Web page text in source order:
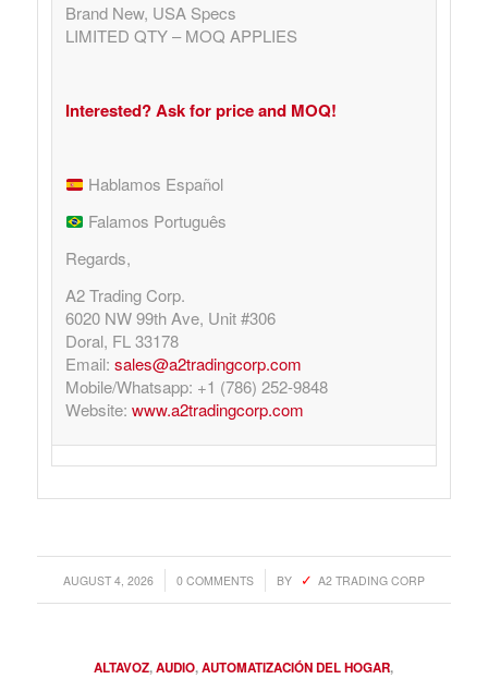
Brand New, USA Specs
LIMITED QTY – MOQ APPLIES
Interested? Ask for price and MOQ!
Hablamos Español
Falamos Português
Regards,
A2 Trading Corp.
6020 NW 99th Ave, Unit #306
Doral, FL 33178
Email: sales@a2tradingcorp.com
Mobile/Whatsapp: +1 (786) 252-9848
Website: www.a2tradingcorp.com
AUGUST 4, 2026
/ 0 COMMENTS
/ BY A2 TRADING CORP
ALTAVOZ,AUDIO,AUTOMATIZACIÓN DEL HOGAR,